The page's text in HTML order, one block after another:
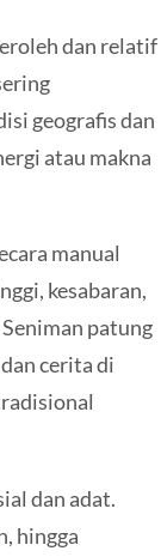
dan relatif
geografis dan
atau makna
manual
kesabaran,
patung
cerita di
dan adat.
hingga